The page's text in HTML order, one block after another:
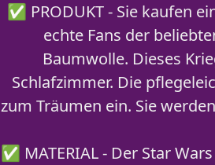
✅ PRODUKT - Sie kaufen
echte Fans der
Baumwolle. Dieses
Schlafzimmer. Die
zum Träumen ein. Sie
✅ MATERIAL - Der Star